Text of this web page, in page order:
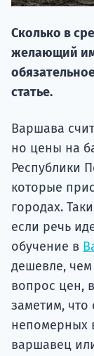
Сколько в
желающий
статье.
Варшава
но цены на
Республики
которые
городах.
если речь
обучение в
дешевле,
вопрос цен,
заметим,
непомерных
варшавец